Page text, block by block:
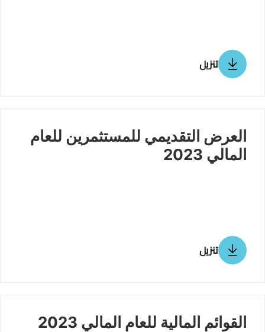
تنزيل
العرض التقديمي للمستثمرين للعام
المالي 2023
تنزيل
القوائم المالية للعام المالي 2023